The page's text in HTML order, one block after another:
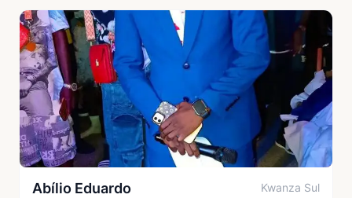
Abílio Eduardo
Kwanza Sul